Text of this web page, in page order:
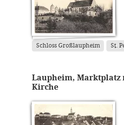
Schloss Großlaupheim St.
Laupheim, Marktplatz
Kirche